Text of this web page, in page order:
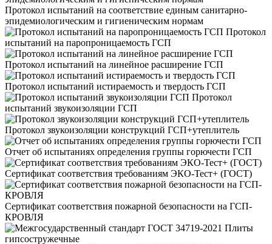
Протокол испытаний на соответствие единым санитарно-
эпидемиологическим и гигиеническим нормам
Протокол
испытаний на паропроницаемость ГСП
Протокол испытаний на линейное расширение ГСП
Протокол испытаний истираемость и твердость ГСП
Протокол
испытаний звукоизоляции ГСП
Протокол звукоизоляции конструкций ГСП+утеплитель
Отчет об испытаниях определения группы горючести ГСП
Сертификат соответствия требованиям ЭКО-Тест+ (ГОСТ)
Сертификат соответствия пожарной безопасности на ГСП-
КРОВЛЯ